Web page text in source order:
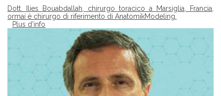
Dott. Ilies Bouabdallah, chirurgo toracico a Marsiglia, Francia,
ormai è chirurgo di riferimento di AnatomikModeling.
Plus d'info